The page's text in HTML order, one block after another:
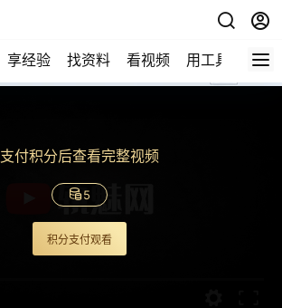
享经验 找资料 看视频 用工具 论技
支付积分后查看完整视频
5
积分支付观看